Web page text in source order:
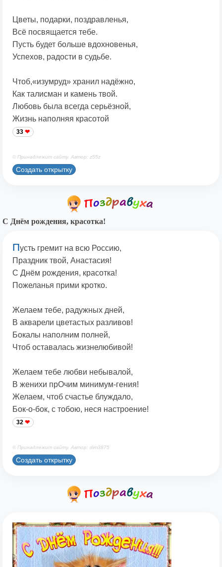
Цветы, подарки, поздравленья,
Всё посвящается тебе.
Пусть будет больше вдохновенья,
Успехов, радости в судьбе.
Чтоб,«изумруд» хранил надёжно,
Как талисман и камень твой.
Любовь была всегда серьёзной,
Жизнь наполняя красотой
33
© Принадлежит сайту. Автор: z55z
Создать открытку
С Днём рождения, красотка!
Пусть гремит на всю Россию,
Праздник твой, Анастасия!
С Днём рождения, красотка!
Пожеланья прими кротко.
Желаем тебе, радужных дней,
В акварели цветастых разливов!
Бокалы наполним полней,
Чтоб оставалась жизнелюбивой!
Желаем тебе любви небывалой,
В женихи прОчим минимум-гения!
Желаем, чтоб счастье блуждало,
Бок-о-бок, с тобою, неся настроение!
32
© Принадлежит сайту. Автор: dim3875
Создать открытку